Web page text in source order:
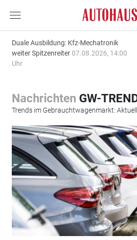
Duale Ausbildung: Kfz-Mechatronik
weiter Spitzenreiter 07.08.2026, 14:00
Uhr
Nachrichten GW-
Trends im Gebrauchtwagenmarkt: